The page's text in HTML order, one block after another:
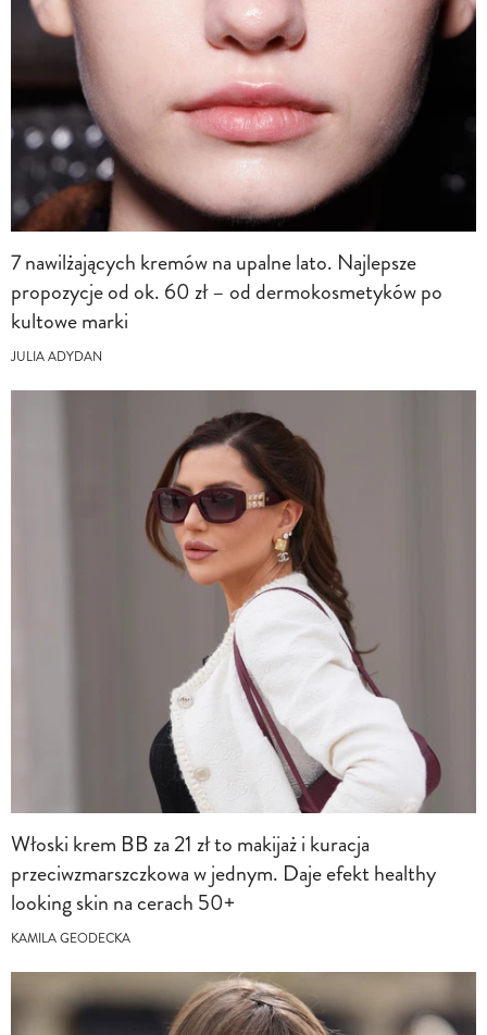
7 nawilżających kremów na upalne lato. Najlepsze
propozycje od ok. 60 zł – od dermokosmetyków po
kultowe marki
JULIA ADYDAN
Włoski krem BB za 21 zł to makijaż i kuracja
przeciwzmarszczkowa w jednym. Daje efekt healthy
looking skin na cerach 50+
KAMILA GEODECKA